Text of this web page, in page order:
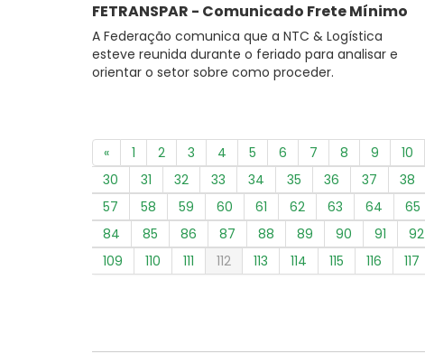
FETRANSPAR - Comunicado Frete Mínimo
A Federação comunica que a NTC & Logística
esteve reunida durante o feriado para analisar e
orientar o setor sobre como proceder.
« 1 2 3 4 5 6 7 8 9 10
30
31 32 33 34 35 36 37 38
57
58 59 60 61 62 63 64 65
84
85 86 87 88 89 90 91 92
109
110 111 112 113 114 115 116 117